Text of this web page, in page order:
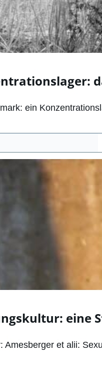
ein
eine
Amesberger et alii: